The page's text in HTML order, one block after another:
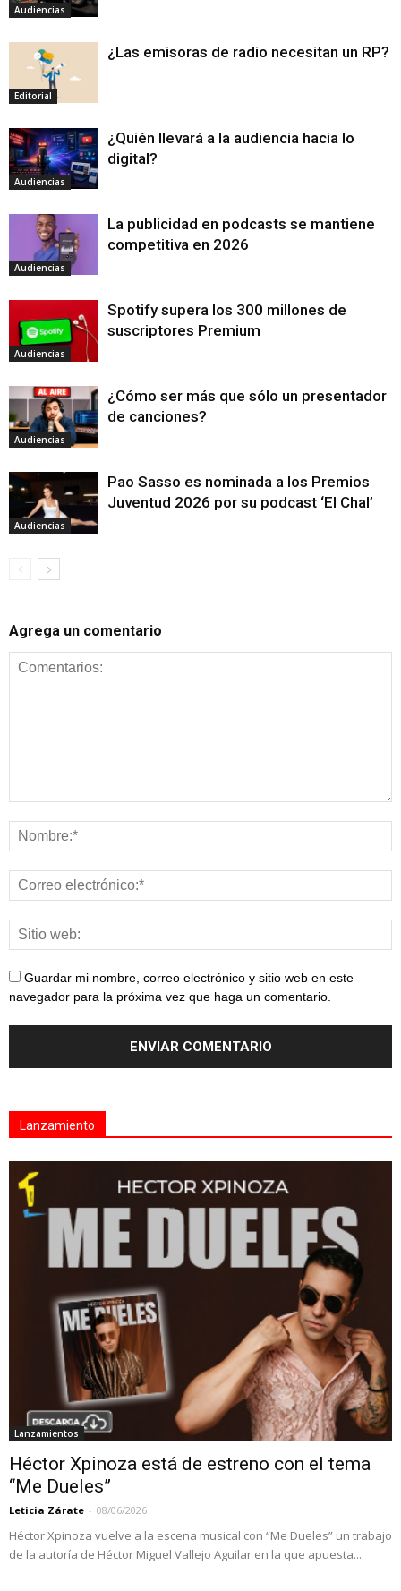
Audiencias
Editorial
¿Las emisoras de radio necesitan un RP?
Audiencias
¿Quién llevará a la audiencia hacia lo
digital?
Audiencias
La publicidad en podcasts se mantiene
competitiva en 2026
Audiencias
Spotify supera los 300 millones de
suscriptores Premium
Audiencias
¿Cómo ser más que sólo un presentador
de canciones?
Audiencias
Pao Sasso es nominada a los Premios
Juventud 2026 por su podcast ‘El Chal’
Agrega un comentario
Guardar mi nombre, correo electrónico y sitio web en este
navegador para la próxima vez que haga un comentario.
Lanzamiento
Lanzamientos
Héctor Xpinoza está de estreno con el tema
“Me Dueles”
Leticia Zárate - 08/06/2026
Héctor Xpinoza vuelve a la escena musical con “Me Dueles” un trabajo
de la autoría de Héctor Miguel Vallejo Aguilar en la que apuesta...